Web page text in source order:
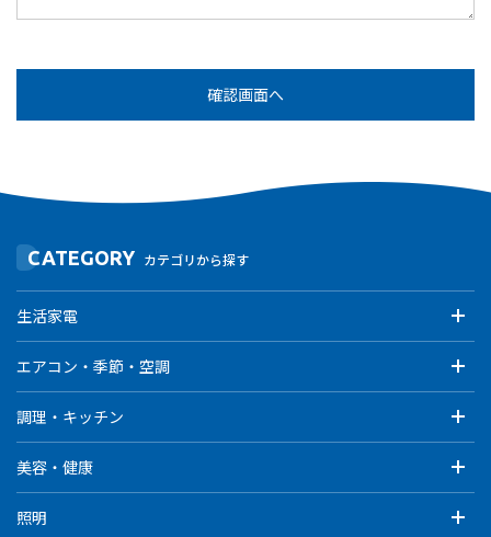
CATEGORY カテゴリから探す
生活家電
エアコン・季節・空調
調理・キッチン
美容・健康
照明